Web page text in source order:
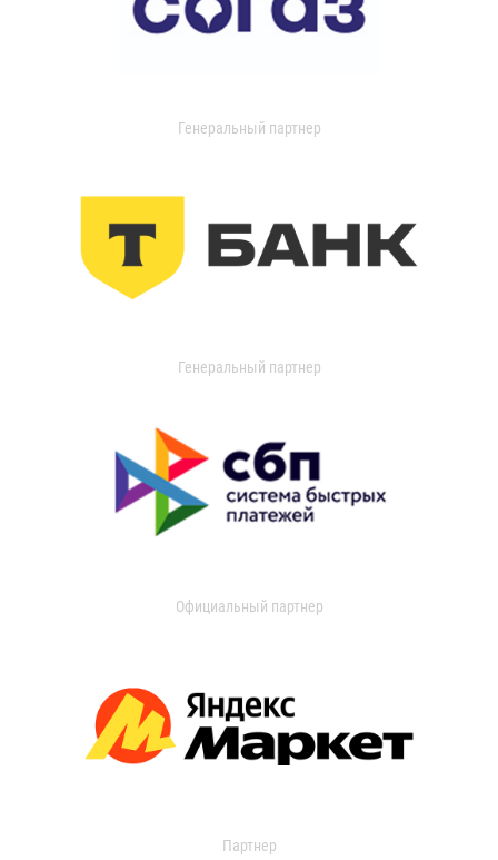
Генеральный партнер
Генеральный партнер
Официальный партнер
Партнер